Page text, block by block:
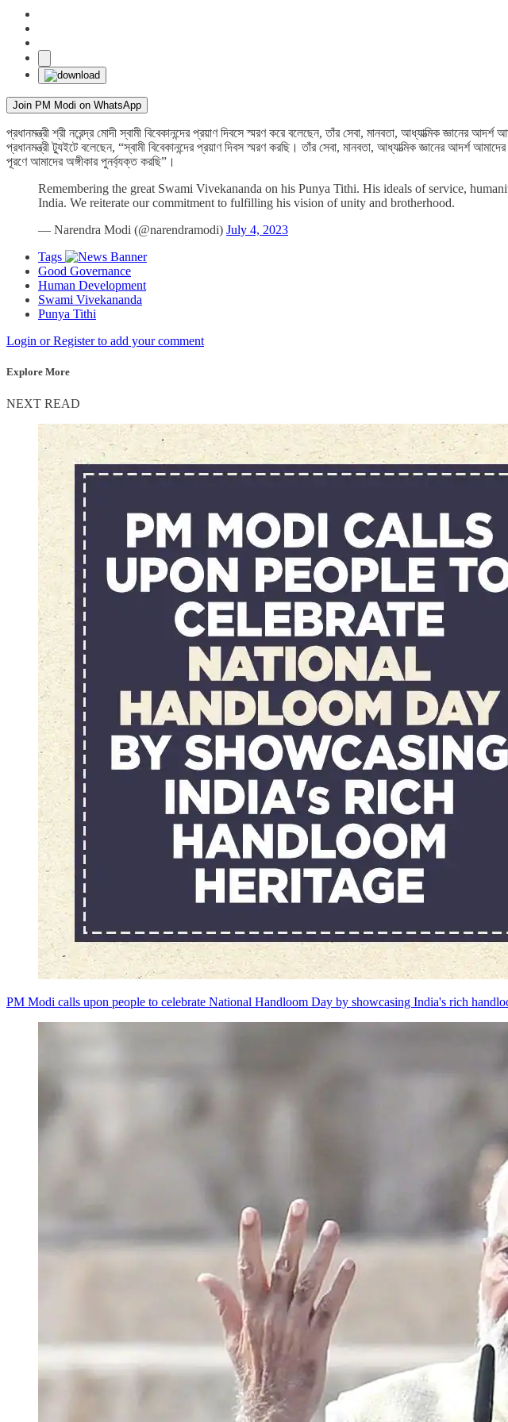
Join PM Modi on WhatsApp
প্রধানমন্ত্রী শ্রী নরেন্দ্র মোদী স্বামী বিবেকানন্দের প্রয়াণ দিবসে স্মরণ করে বলেছেন, তাঁর সেবা, মানবতা, আধ্যাত্মিক
প্রধানমন্ত্রী ট্যুইটে বলেছেন, “স্বামী বিবেকানন্দের প্রয়াণ দিবস স্মরণ করছি। তাঁর সেবা, মানবতা, আধ্যাত্মিক জ্ঞানের
পূরণে আমাদের অঙ্গীকার পুনর্ব্যক্ত করছি”।
Remembering the great Swami Vivekananda on his Punya Tithi. His ideals of service,
India. We reiterate our commitment to fulfilling his vision of unity and brotherhood.
— Narendra Modi (@narendramodi) July 4, 2023
Tags
Good Governance
Human Development
Swami Vivekananda
Punya Tithi
Login or Register to add your comment
Explore More
NEXT READ
PM Modi calls upon people to celebrate National Handloom Day by showcasing India's rich